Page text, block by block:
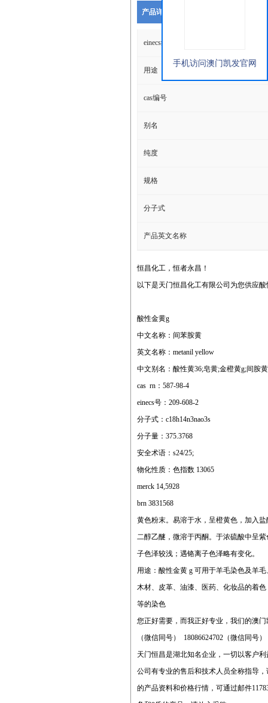
产品详细说明
einecs编号
用途
cas编号
别名
纯度
规格
分子式
产品英文名称
恒昌化工，恒者永昌！
以下是天门恒昌化工有限公司为您供应
酸性金黄g
中文名称：间苯胺黄
英文名称：metanil yellow
中文别名：酸性黄36;皂黄;金橙黄g;间胺
cas rn：587-98-4
einecs号：209-608-2
分子式：c18h14n3nao3s
分子量：375.3768
安全术语：s24/25;
物化性质：色指数 13065
merck 14,5928
brn 3831568
黄色粉末。易溶于水，呈橙黄色，加入
二醇乙醚，微溶于丙酮。于浓硫酸中呈
子色泽较浅；遇铬离子色泽略有变化。
用途：酸性金黄 g 可用于羊毛染色及羊
木材、皮革、油漆、医药、化妆品的着
等的染色
您正好需要，而我正好专业，我们的澳
（微信同号） 18086624702（微信同号
天门恒昌是湖北知名企业，一切以客户
公司有专业的售后和技术人员全称指导
的产品资料和价格行情，可通过邮件
手机访问澳门凯发官网